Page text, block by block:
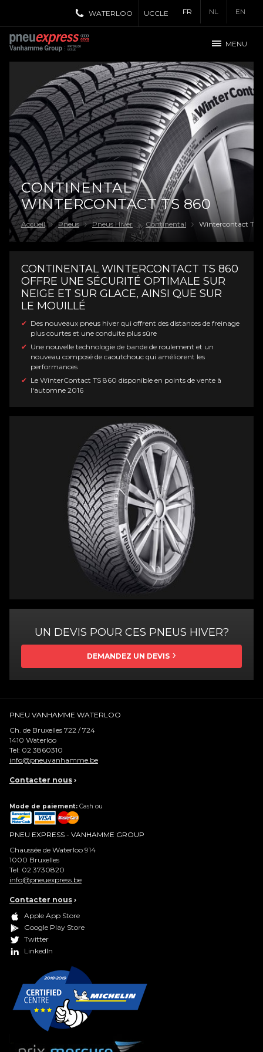
FR NL EN
WATERLOO UCCLE
MENU
CONTINENTAL
WINTERCONTACT TS 860
Accueil Pneus Pneus Hiver Continental Wintercontact TS
CONTINENTAL WINTERCONTACT TS 860
OFFRE UNE SÉCURITÉ OPTIMALE SUR
NEIGE ET SUR GLACE, AINSI QUE SUR
LE MOUILLÉ
Des nouveaux pneus hiver qui offrent des distances de freinage
plus courtes et une conduite plus sûre
Une nouvelle technologie de bande de roulement et un
nouveau composé de caoutchouc qui améliorent les
performances
Le WinterContact TS 860 disponible en points de vente à
l'automne 2016
UN DEVIS POUR CES PNEUS HIVER?
DEMANDEZ UN DEVIS
PNEU VANHAMME WATERLOO
Ch. de Bruxelles 722 / 724
1410 Waterloo
Tel: 02 3860310
info@pneuvanhamme.be
Contacter nous ›
Mode de paiement: Cash ou
PNEU EXPRESS - VANHAMME GROUP
Chaussée de Waterloo 914
1000 Bruxelles
Tel: 02 3730820
info@pneuexpress.be
Contacter nous ›
Apple App Store
Google Play Store
Twitter
LinkedIn